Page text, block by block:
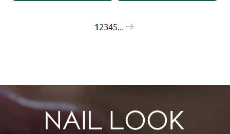
Current
1
Página
2
Página
3
Página
4
Página
5…